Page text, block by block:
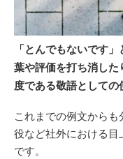
「とんでもないです
葉や評価を打ち消し
度である敬語として
これまでの例文から
役など社外における
です。